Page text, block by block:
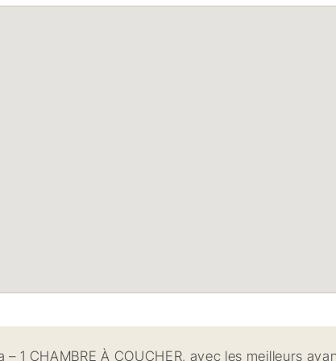
1 CHAMBRE À COUCHER, avec les meilleurs